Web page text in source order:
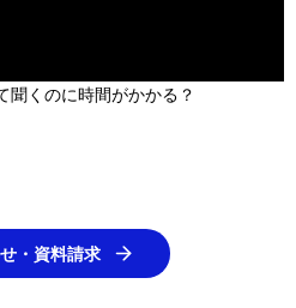
聞くのに時間がかかる？
・資料請求